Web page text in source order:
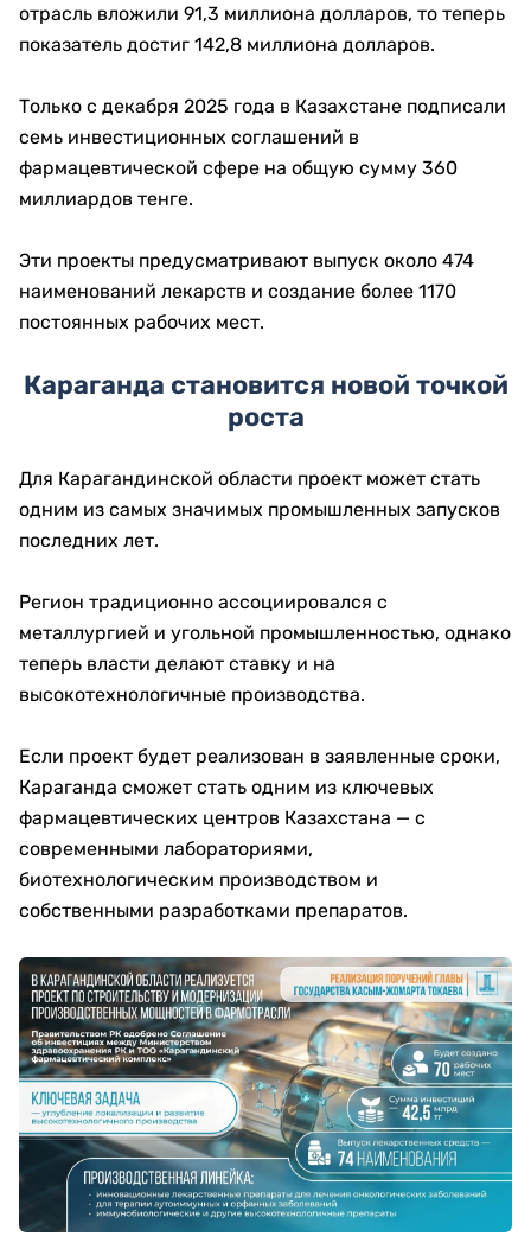
отрасль вложили 91,3 миллиона долларов, то теперь
показатель достиг 142,8 миллиона долларов.
Только с декабря 2025 года в Казахстане подписали
семь инвестиционных соглашений в
фармацевтической сфере на общую сумму 360
миллиардов тенге.
Эти проекты предусматривают выпуск около 474
наименований лекарств и создание более 1170
постоянных рабочих мест.
Караганда становится новой точкой
роста
Для Карагандинской области проект может стать
одним из самых значимых промышленных запусков
последних лет.
Регион традиционно ассоциировался с
металлургией и угольной промышленностью, однако
теперь власти делают ставку и на
высокотехнологичные производства.
Если проект будет реализован в заявленные сроки,
Караганда сможет стать одним из ключевых
фармацевтических центров Казахстана — с
современными лабораториями,
биотехнологическим производством и
собственными разработками препаратов.